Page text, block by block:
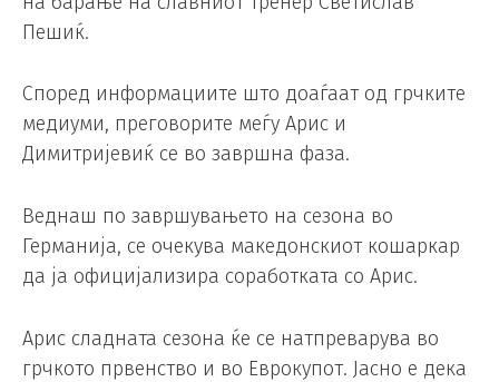
Пешиќ.
Според информациите што доаѓаат од грчките
медиуми, преговорите меѓу Арис и
Димитријевиќ се во завршна фаза.
Веднаш по завршувањето на сезона во
Германија, се очекува македонскиот кошаркар
да ја официјализира соработката со Арис.
Арис сладната сезона ќе се натпреварува во
грчкото првенство и во Еврокупот. Јасно е дека